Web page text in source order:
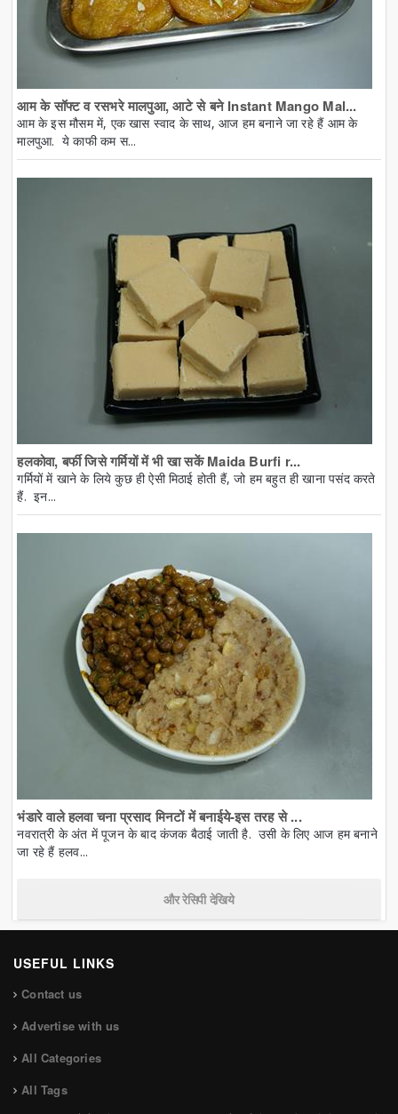
आम के सॉफ्ट व रसभरे मालपुआ, आटे से बने Instant Mango Mal...
आम के इस मौसम में, एक खास स्वाद के साथ, आज हम बनाने जा रहे हैं आम के
मालपुआ. ये काफी कम स...
हलकोवा, बर्फी जिसे गर्मियों में भी खा सकें Maida Burfi r...
गर्मियों में खाने के लिये कुछ ही ऐसी मिठाई होती हैं, जो हम बहुत ही खाना पसंद करते
हैं. इन...
भंडारे वाले हलवा चना प्रसाद मिनटों में बनाईये-इस तरह से ...
नवरात्री के अंत में पूजन के बाद कंजक बैठाई जाती है. उसी के लिए आज हम बनाने
जा रहे हैं हलव...
और रेसिपी देखिये
USEFUL LINKS
Contact us
Advertise with us
All Categories
All Tags